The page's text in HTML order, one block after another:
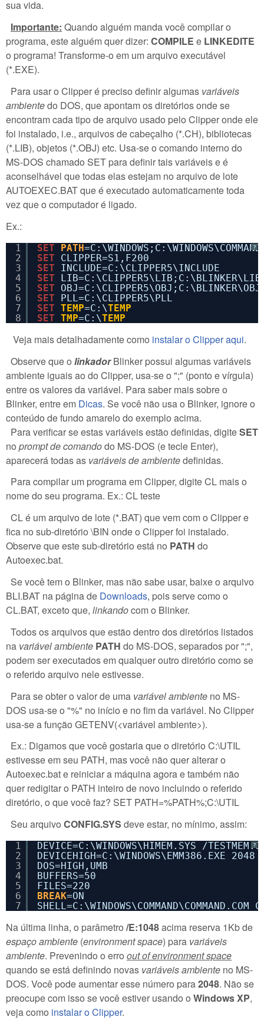
sua vida.
Importante: Quando alguém manda você compilar o
programa, este alguém quer dizer: COMPILE e LINKEDITE
o programa! Transforme-o em um arquivo executável
(*.EXE).
Para usar o Clipper é preciso definir algumas variáveis
ambientedo DOS, que apontam os diretórios onde se
encontram cada tipo de arquivo usado pelo Clipper onde ele
foi instalado, i.e., arquivos de cabeçalho (*.CH), bibliotecas
(*.LIB), objetos (*.OBJ) etc. Usa-se o comando interno do
MS-DOS chamado SET para definir tais variáveis e é
aconselhável que todas elas estejam no arquivo de lote
AUTOEXEC.BAT que é executado automaticamente toda
vez que o computador é ligado.
Ex.:
?
1
2
3
4
5
6
7
8
SET PATH
SET
CLIPPER=S1,F200
SET
INCLUDE=C:\CLIPPER5\INCLUDE
SET
LIB=C:\CLIPPER5\LIB;C:\BLINKER\LIB
SET
OBJ=C:\CLIPPER5\OBJ;C:\BLINKER\OBJ
SET
PLL=C:\CLIPPER5\PLL
SET TEMP=C:\TEMP
SET TMP=C:\TEMP
Veja mais detalhadamente como instalar o Clipper aqui.
Observe que o linkadorBlinker possui algumas variáveis
ambiente iguais ao do Clipper, usa-se o ";" (ponto e vírgula)
entre os valores da variável. Para saber mais sobre o
Blinker, entre em Dicas. Se você não usa o Blinker, ignore o
conteúdo de fundo amarelo do exemplo acima.
Para verificar se estas variáveis estão definidas, digiteSET
no prompt de comandodo MS-DOS (e tecle Enter),
aparecerá todas as variáveis de ambientedefinidas.
Para compilar um programa em Clipper, digite CL mais o
nome do seu programa. Ex.: CL teste
CL é um arquivo de lote (*.BAT) que vem com o Clipper e
fica no sub-diretório \BIN onde o Clipper foi instalado.
Observe que este sub-diretório está no PATH do
Autoexec.bat.
Se você tem o Blinker, mas não sabe usar, baixe o arquivo
BLI.BAT na página de Downloads, pois serve como o
CL.BAT, exceto que, linkandocom o Blinker.
Todos os arquivos que estão dentro dos diretórios listados
na variável ambiente PATH do MS-DOS, separados por ";",
podem ser executados em qualquer outro diretório como se
o referido arquivo nele estivesse.
Para se obter o valor de uma variável ambiente no MS-
DOS usa-se o "%" no início e no fim da variável. No Clipper
usa-se a função GETENV(<variável ambiente>).
Ex.: Digamos que você gostaria que o diretório C:\UTIL
estivesse em seu PATH, mas você não quer alterar o
Autoexec.bat e reiniciar a máquina agora e também não
quer redigitar o PATH inteiro de novo incluindo o referido
diretório, o que você faz? SET PATH=%PATH%;C:\UTIL
Seu arquivo CONFIG.SYS deve estar, no mínimo, assim:
?
1
2
3
4
5
6
7
DEVICE=C:\WINDOWS\HIMEM.SYS /
DEVICEHIGH=C:\WINDOWS\EMM386.EXE 2048
DOS=HIGH,UMB
BUFFERS=50
FILES=220
BREAK=ON
Na última linha, o parâmetro /E:1048acima reserva 1Kb de
espaço ambiente (environment space) para variáveis
ambiente. Prevenindo o erro out of environment space
quando se está definindo novas variáveis ambiente no MS-
DOS. Você pode aumentar esse número para2048. Não se
preocupe com isso se você estiver usando o Windows XP,
veja como instalar o Clipper.